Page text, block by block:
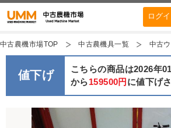
ログ
中古農機市場TOP 中古農機具一覧 中古
値下げ こちらの商品は2026年
から159500円 に値下げ